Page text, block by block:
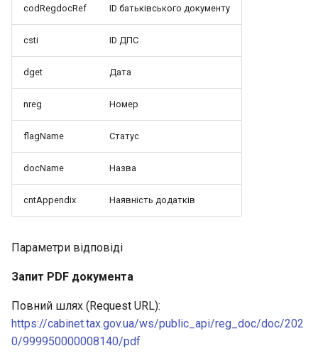
codRegdocRef ID батьківського документу
csti ID ДПС
dget Дата
nreg Номер
flagName Статус
docName Назва
cntAppendix Наявність додатків
Параметри відповіді
Запит PDF документа
Повний шлях (Request URL):
https://cabinet.tax.gov.ua/ws/public_api/reg_doc/doc/202
0/999950000008140/pdf